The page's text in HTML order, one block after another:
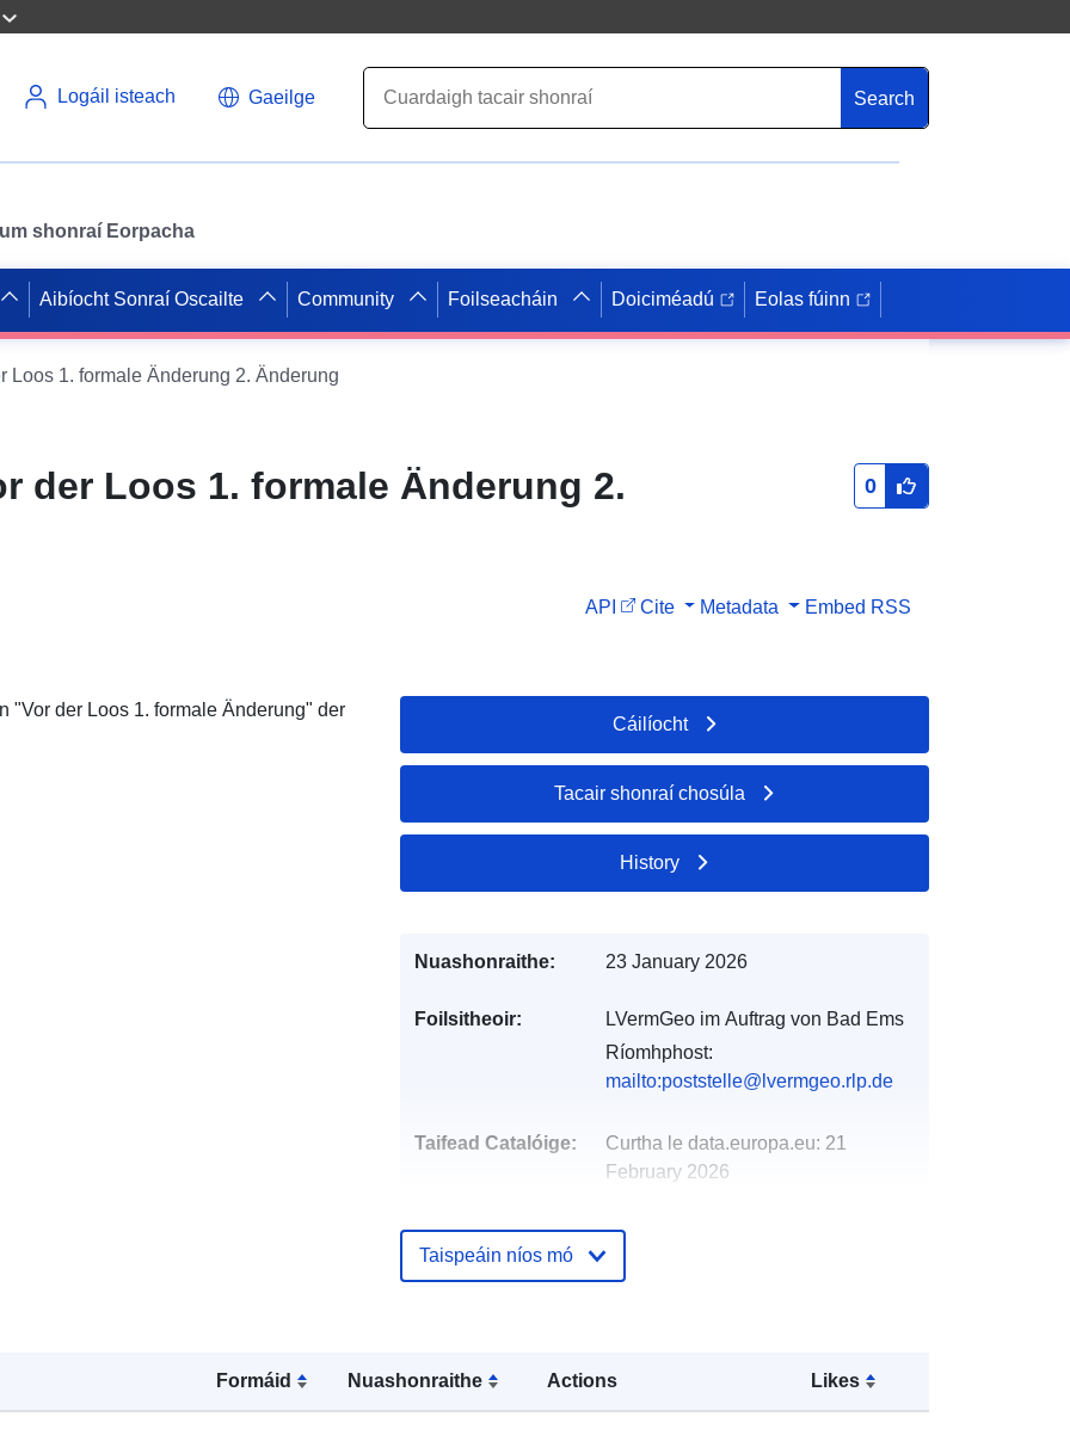
Logáil isteach Gaeilge Search
shonraí Eorpacha
Aibíocht Sonraí Oscailte Community Foilseacháin Doiciméadú Eolas fúinn
Loos 1. formale Änderung 2. Änderung
der Loos 1. formale Änderung 2.
0
API Cite Metadata Embed RSS
"Vor der Loos 1. formale Änderung" der
Formáid Nuashonraithe Actions Likes
Cáilíocht
Tacair shonraí chosúla
History
Nuashonraithe: 23 January 2026
Foilsitheoir:
LVermGeo im Auftrag von Bad Ems
Ríomhphost:
mailto:poststelle@lvermgeo.rlp.de
Taifead Catalóige: Curtha le data.europa.eu: 21
February 2026
07 March 2026
Clóscríobh: Polygon
Taispeáin níos mó